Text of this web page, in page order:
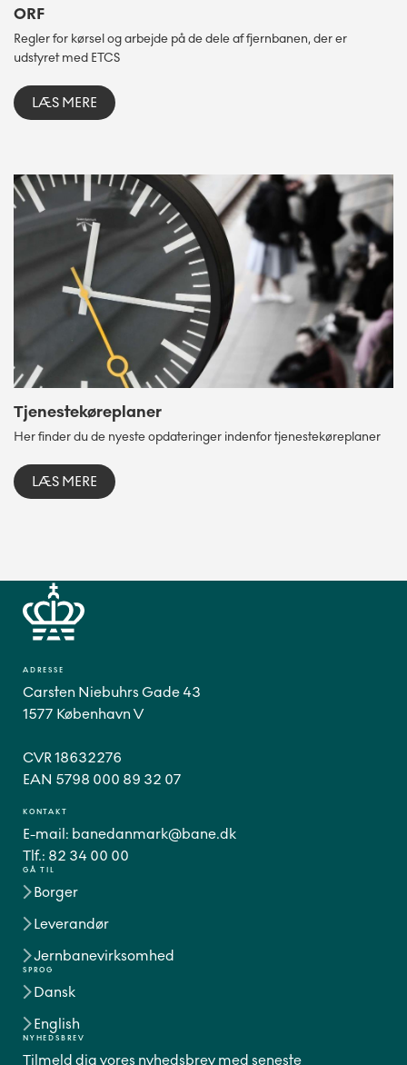
ORF
Regler for kørsel og arbejde på de dele af fjernbanen, der er
udstyret med ETCS
LÆS MERE
Tjenestekøreplaner
Her finder du de nyeste opdateringer indenfor tjenestekøreplaner
LÆS MERE
GÅ TIL
Borger
Leverandør
Jernbanevirksomhed
SPROG
Dansk
English
ADRESSE
Carsten Niebuhrs Gade 43
1577 København V
CVR 18632276
EAN 5798 000 89 32 07
KONTAKT
E-mail: banedanmark@bane.dk
Tlf.: 82 34 00 00
NYHEDSBREV
Tilmeld dig vores nyhedsbrev med seneste